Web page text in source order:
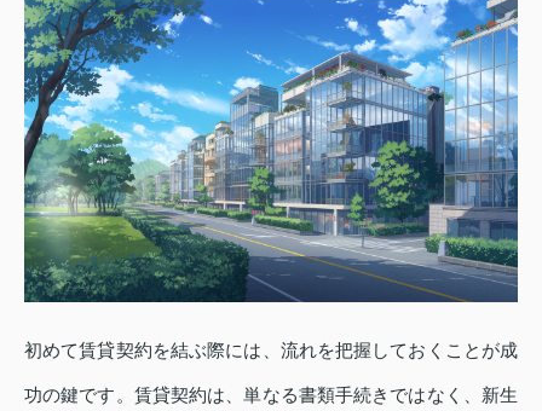
初めて賃貸契約を結ぶ際には、流れを把握しておくことが成
功の鍵です。賃貸契約は、単なる書類手続きではなく、新生